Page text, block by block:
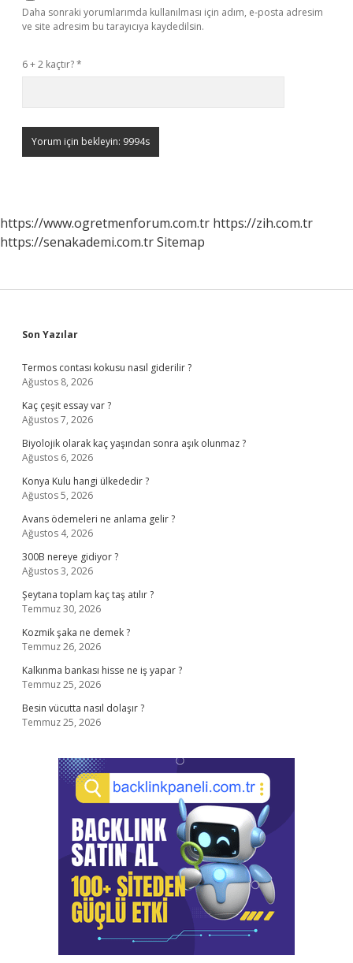
Daha sonraki yorumlarımda kullanılması için adım, e-posta adresim
ve site adresim bu tarayıcıya kaydedilsin.
6 + 2 kaçtır?*
https://www.ogretmenforum.com.tr https://zih.com.tr
https://senakademi.com.trSitemap
Sidebar
Son Yazılar
Termos contası kokusu nasıl giderilir ?
Ağustos 8, 2026
Kaç çeşit essay var ?
Ağustos 7, 2026
Biyolojik olarak kaç yaşından sonra aşık olunmaz ?
Ağustos 6, 2026
Konya Kulu hangi ülkededir ?
Ağustos 5, 2026
Avans ödemeleri ne anlama gelir ?
Ağustos 4, 2026
300B nereye gidiyor ?
Ağustos 3, 2026
Şeytana toplam kaç taş atılır ?
Temmuz 30, 2026
Kozmik şaka ne demek ?
Temmuz 26, 2026
Kalkınma bankası hisse ne iş yapar ?
Temmuz 25, 2026
Besin vücutta nasıl dolaşır ?
Temmuz 25, 2026